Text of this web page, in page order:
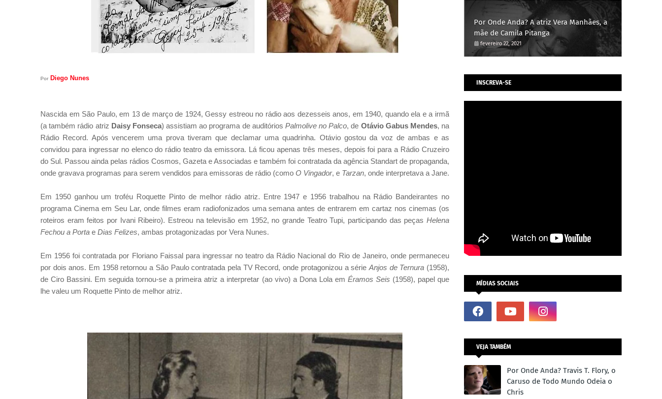
Por Diego Nunes
Nascida em São Paulo, em 13 de março de 1924,Gessy estreou no rádio aos dezesseis anos, em 1940, quando ela e a irmã
(a também rádio atriz Daisy Fonseca) assistiam ao programa de auditórios Palmolive no Palco, de Otávio Gabus Mendes, na
Rádio Record. Após vencerem uma prova tiveram que declamar uma quadrinha. Otávio gostou da voz de ambas e as
convidou para ingressar no elenco do rádio teatro da emissora. Lá ficou apenas três meses, depois foi para a Rádio Cruzeiro
do Sul. Passou ainda pelas rádios Cosmos, Gazeta e Associadas e também foi contratada da agência Standart de propaganda,
onde gravava programas para serem vendidos para emissoras de rádio (como O Vingador, e Tarzan, onde interpretava a Jane.
Em 1950 ganhou um troféu Roquette Pinto de melhor rádio atriz. Entre 1947 e 1956 trabalhou na Rádio Bandeirantes no
programa Cinema em Seu Lar, onde filmes eram radiofonizados uma semana antes de entrarem em cartaz nos cinemas (os
roteiros eram feitos por Ivani Ribeiro). Estreou na televisão em 1952, no grande Teatro Tupi, participando das peças Helena
Fechou a Porta e Dias Felizes, ambas protagonizadas por Vera Nunes.
Em 1956 foi contratada por Floriano Faissal para ingressar no teatro da Rádio Nacional do Rio de Janeiro, onde permaneceu
por dois anos. Em 1958 retornou a São Paulo contratada pela TV Record, onde protagonizou a série Anjos de Ternura (1958),
de Ciro Bassini. Em seguida tornou-se a primeira atriz a interpretar (ao vivo) a Dona Lola em Éramos Seis (1958), papel que
lhe valeu um Roquette Pinto de melhor atriz.
Por Onde Anda? A atriz Vera Manhães, a
mãe de Camila Pitanga
fevereiro 22, 2021
INSCREVA-SE
MÍDIAS SOCIAIS
VEJA TAMBÉM
Por Onde Anda? Travis T. Flory, o
Caruso de Todo Mundo Odeia o
Chris